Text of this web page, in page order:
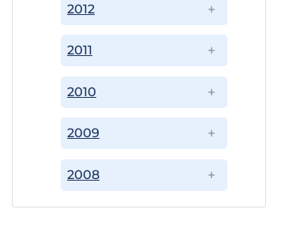
2008
2009
2010
2011
2012